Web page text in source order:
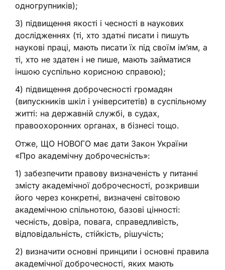
одногрупників);
3) підвищення якості і чесності в наукових
дослідженнях (ті, хто здатні писати і пишуть
наукові праці, мають писати їх під своїм ім’ям, а
ті, хто не здатен і не пише, мають займатися
іншою суспільно корисною справою);
4) підвищення доброчесності громадян
(випускників шкіл і університетів) в суспільному
житті: на державній службі, в судах,
правоохоронних органах, в бізнесі тощо.
Отже, ЩО НОВОГО має дати Закон України
«Про академічну доброчесність»:
1) забезпечити правову визначеність у питанні
змісту академічної доброчесності, розкривши
його через конкретні, визначені світовою
академічною спільнотою, базові цінності:
чесність, довіра, повага, справедливість,
відповідальність, стійкість, рішучість;
2) визначити основні принципи і основні правила
академічної доброчесності, яких мають